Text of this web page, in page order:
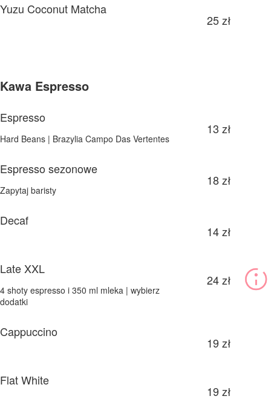
Yuzu Coconut Matcha
25 zł
Kawa Espresso
Espresso
Hard Beans | Brazylia Campo Das Vertentes
13 zł
Espresso sezonowe
Zapytaj baristy
18 zł
Decaf
14 zł
Late XXL
4 shoty espresso i 350 ml mleka | wybierz
dodatki
24 zł
Cappuccino
19 zł
Flat White
19 zł